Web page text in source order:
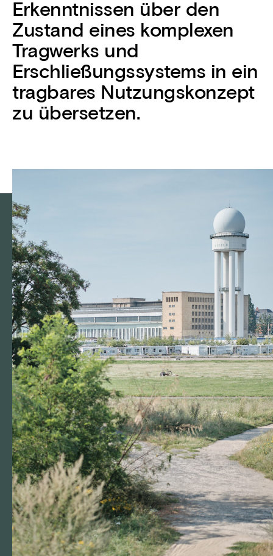
Erkenntnissen über den
Zustand eines komplexen
Tragwerks und
Erschließungssystems in ein
tragbares Nutzungskonzept
zu übersetzen.